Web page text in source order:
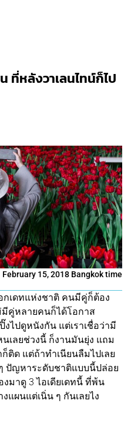
ที่หลังวาเลนไทน์ก็ไป
February 15, 2018 Bangkok time
กเดทแห่งชาติ คนมีคู่ก็ต้อง
คู่หลายคนก็ได้โอกาส
ไปดูหนังกัน แต่เราเชื่อว่ามี
เลยช่วงนี้ ก็งานมันยุ่ง แถม
ติด แต่ถ้าทำเนียนลืมไปเลย
ปัญหาระดับชาติแบบนี้ปล่อย
งมาดู 3 ไอเดียเดทนี้ ที่พ้น
แผนแต่เนิ่น ๆ กันเลยไง